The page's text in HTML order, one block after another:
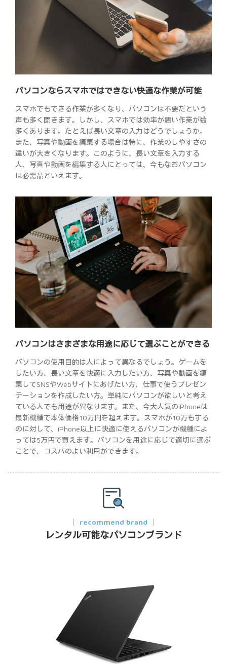
パソコンならスマホではできない快適な作業が可能
スマホでもできる作業が多くなり、パソコンは不要だという
声も多く聞きます。しかし、スマホでは効率が悪い作業が数
多くあります。たとえば長い文章の入力はどうでしょうか。
また、写真や動画を編集する場合は特に、作業のしやすさの
違いが大きくなります。このように、長い文章を入力する
人、写真や動画を編集する人にとっては、今もなおパソコン
は必需品といえます。
パソコンはさまざまな用途に応じて選ぶことができる
パソコンの使用目的は人によって異なるでしょう。ゲームを
したい方、長い文章を快適に入力したい方、写真や動画を編
集してSNSやWebサイトにあげたい方、仕事で使うプレゼン
テーションを作成したい方。単純にパソコンが欲しいと考え
ている人でも用途が異なります。また、今大人気のiPhoneは
最新機種で本体価格10万円を超えます。スマホが10万もする
のに対して、iPhone以上に快適に使えるパソコンが機種によ
っては5万円で買えます。パソコンを用途に応じて適切に選ぶ
ことで、コスパのよい利用ができます。
recommend brand
レンタル可能なパソコンブランド